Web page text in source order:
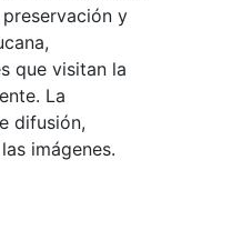
y
que visitan la
La
difusión,
imágenes.